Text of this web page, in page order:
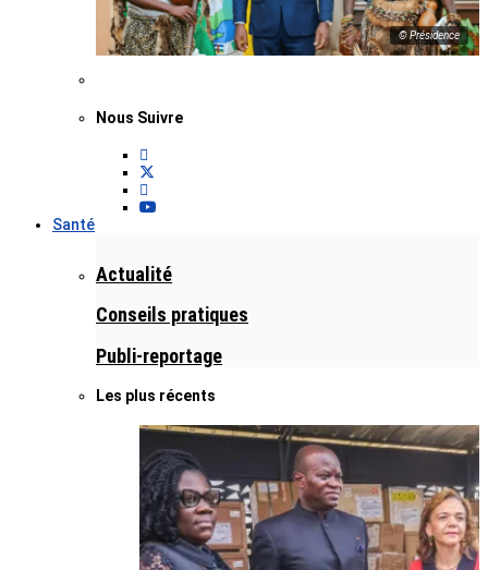
© Présidence
Nous Suivre
Santé
Actualité
Conseils pratiques
Publi-reportage
Les plus récents